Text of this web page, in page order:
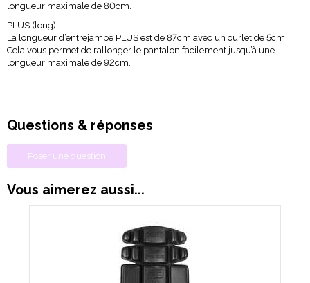
longueur maximale de 80cm.
PLUS (long)
La longueur d’entrejambe PLUS est de 87cm avec un ourlet de 5cm.
Cela vous permet de rallonger le pantalon facilement jusqu’à une
longueur maximale de 92cm.
Questions & réponses
Poser une question
Vous aimerez aussi...